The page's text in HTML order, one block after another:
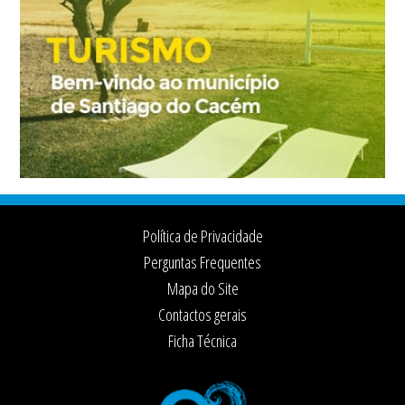
Footer
Política de Privacidade
Perguntas Frequentes
Mapa do Site
Contactos gerais
Ficha Técnica